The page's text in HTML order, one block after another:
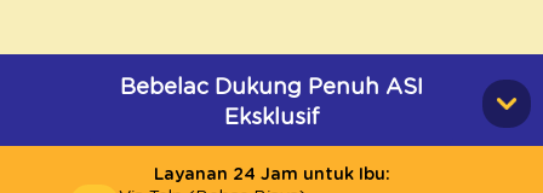
Bebelac Dukung Penuh ASI
Eksklusif
Layanan 24 Jam untuk Ibu: